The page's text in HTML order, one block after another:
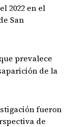
2022 en el
San
prevalece
de la
fueron
de